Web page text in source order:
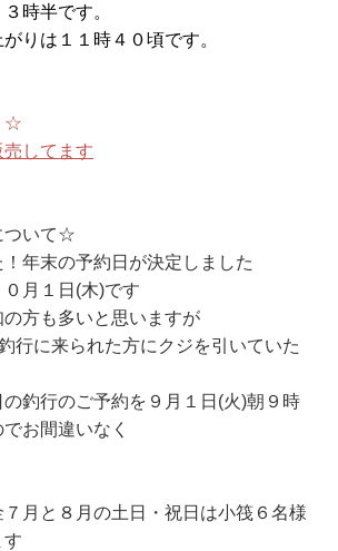
半です。
１時４０頃です。
☆
してます
ついて☆
年末の予約日が決定しました
月１日(木)です
方も多いと思いますが
行に来られた方にクジを引いていた
釣行のご予約を９月１日(火)朝９時
お間違いなく
月と８月の土日・祝日は小筏６名様
す